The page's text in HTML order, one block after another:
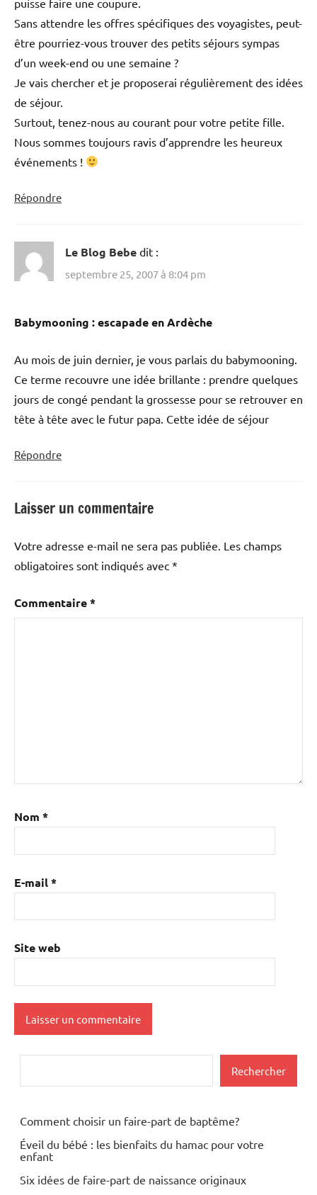
Sans attendre les offres spécifiques des voyagistes, peut-
être pourriez-vous trouver des petits séjours sympas
d’un week-end ou une semaine ?
Je vais chercher et je proposerai régulièrement des idées
de séjour.
Surtout, tenez-nous au courant pour votre petite fille.
Nous sommes toujours ravis d’apprendre les heureux
événements !
Répondre
Le Blog Bebe dit :
septembre 25, 2007 à 8:04 pm
Babymooning : escapade en Ardèche
Au mois de juin dernier, je vous parlais du babymooning.
Ce terme recouvre une idée brillante : prendre quelques
jours de congé pendant la grossesse pour se retrouver en
tête à tête avec le futur papa. Cette idée de séjour
Répondre
Laisser un commentaire
Votre adresse e-mail ne sera pas publiée. Les champs
obligatoires sont indiqués avec *
Commentaire*
Nom *
E-mail*
Site web
Rechercher
Comment choisir un faire-part de baptême?
Éveil du bébé : les bienfaits du hamac pour votre
enfant
Six idées de faire-part de naissance originaux